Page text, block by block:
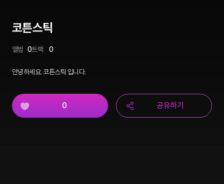
코튼스틱
앨범 0트랙 0
안녕하세요. 코튼스틱 입니다.
0 공유하기